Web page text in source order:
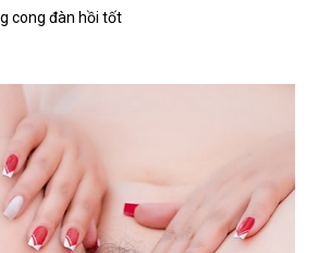
cong đàn hồi tốt